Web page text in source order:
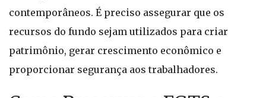
contemporâneos. É preciso assegurar que os
recursos do fundo sejam utilizados para criar
patrimônio, gerar crescimento econômico e
proporcionar segurança aos trabalhadores.